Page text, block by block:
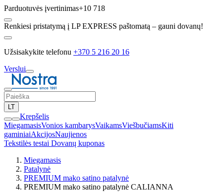
Parduotuvės įvertinimas+10 718
Renkiesi pristatymą į LP EXPRESS paštomatą – gauni dovanų!
Užsisakykite telefonu +370 5 216 20 16
Verslui
LT
Krepšelis
MiegamasisVonios kambarysVaikamsViešbučiamsKiti
gaminiaiAkcijosNaujienos
Tekstilės testai Dovanų kuponas
Miegamasis
Patalynė
PREMIUM mako satino patalynė
PREMIUM mako satino patalynė CALIANNA